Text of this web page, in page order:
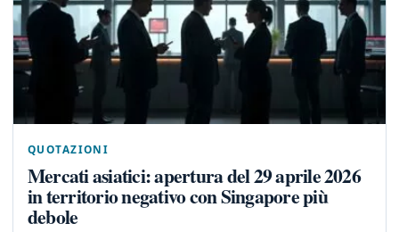
QUOTAZIONI
Mercati asiatici: apertura del 29 aprile 2026
in territorio negativo con Singapore più
debole